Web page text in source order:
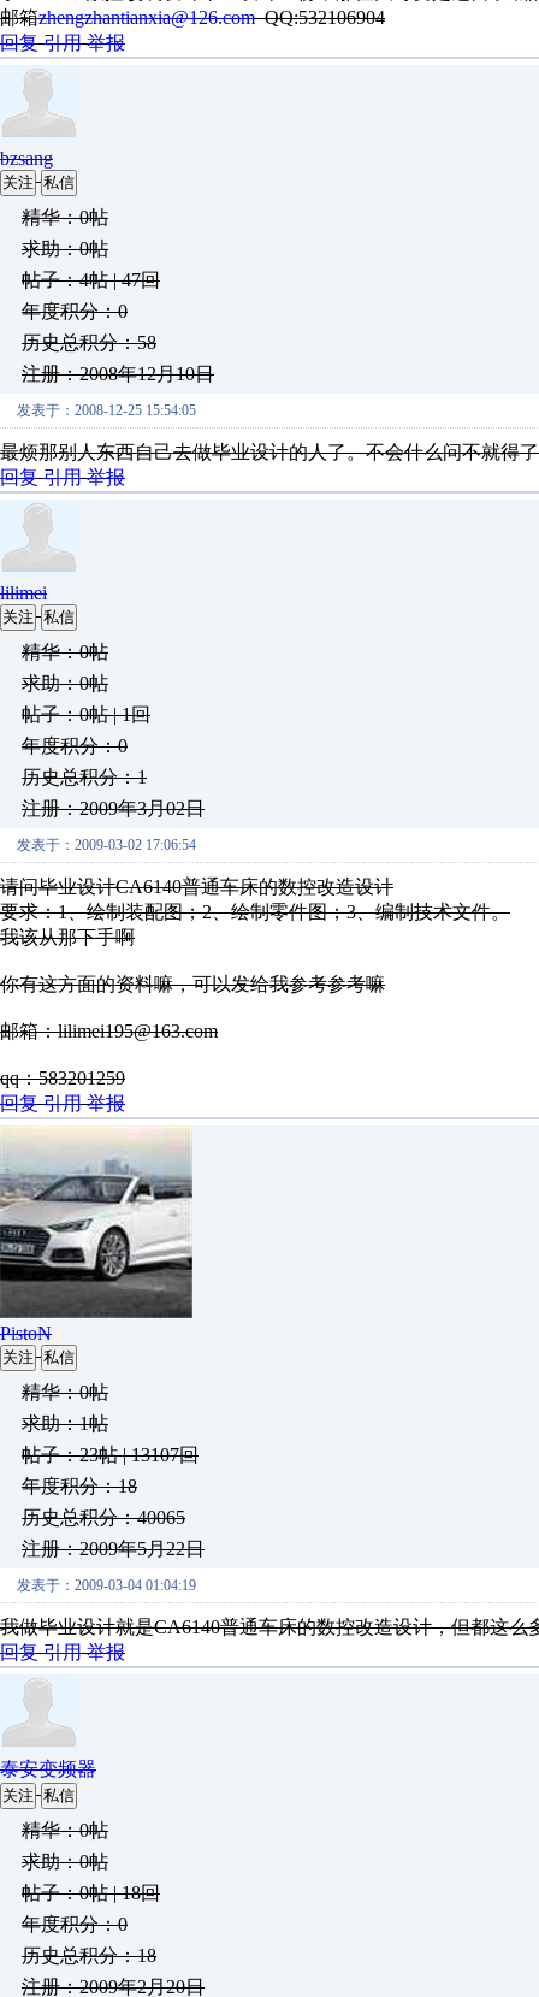
邮箱zhengzhantianxia@126.comQQ:532106904
回复 引用 举报
bzsang
关注 私信
精华：0帖
求助：0帖
帖子：4帖 | 47回
年度积分：0
历史总积分：58
注册：2008年12月10日
发表于：2008-12-25 15:54:05
最烦那别人东西自己去做毕业设计的人了。不会什么问不就得
回复 引用 举报
lilimei
关注 私信
精华：0帖
求助：0帖
帖子：0帖 | 1回
年度积分：0
历史总积分：1
注册：2009年3月02日
发表于：2009-03-02 17:06:54
请问毕业设计CA6140普通车床的数控改造设计
要求：1、绘制装配图；2、绘制零件图；3、编制技术文件。
我该从那下手啊
你有这方面的资料嘛，可以发给我参考参考嘛
邮箱：lilimei195@163.com
qq：583201259
回复 引用 举报
PistoN
关注 私信
精华：0帖
求助：1帖
帖子：23帖 | 13107回
年度积分：18
历史总积分：40065
注册：2009年5月22日
发表于：2009-03-04 01:04:19
我做毕业设计就是CA6140普通车床的数控改造设计，但都这么
回复 引用 举报
泰安变频器
关注 私信
精华：0帖
求助：0帖
帖子：0帖 | 18回
年度积分：0
历史总积分：18
注册：2009年2月20日